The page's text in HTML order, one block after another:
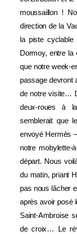
moussaillon !
direction de la
la piste cyclable
Dormoy, entre la
que notre week-
passage devront
de notre visite…
deux-roues à
semblerait que
envoyé Hermès
notre mobylette-
départ. Nous
du matin, priant
pas nous lâcher
après avoir posé
Saint-Ambroise
de croix… Le